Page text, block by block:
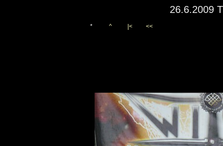
26.6.2009
* ^ |< <<